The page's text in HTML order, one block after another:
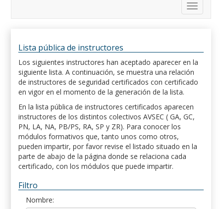
Lista pública de instructores
Los siguientes instructores han aceptado aparecer en la
siguiente lista. A continuación, se muestra una relación
de instructores de seguridad certificados con certificado
en vigor en el momento de la generación de la lista.
En la lista pública de instructores certificados aparecen
instructores de los distintos colectivos AVSEC ( GA, GC,
PN, LA, NA, PB/PS, RA, SP y ZR). Para conocer los
módulos formativos que, tanto unos como otros,
pueden impartir, por favor revise el listado situado en la
parte de abajo de la página donde se relaciona cada
certificado, con los módulos que puede impartir.
Filtro
Nombre: